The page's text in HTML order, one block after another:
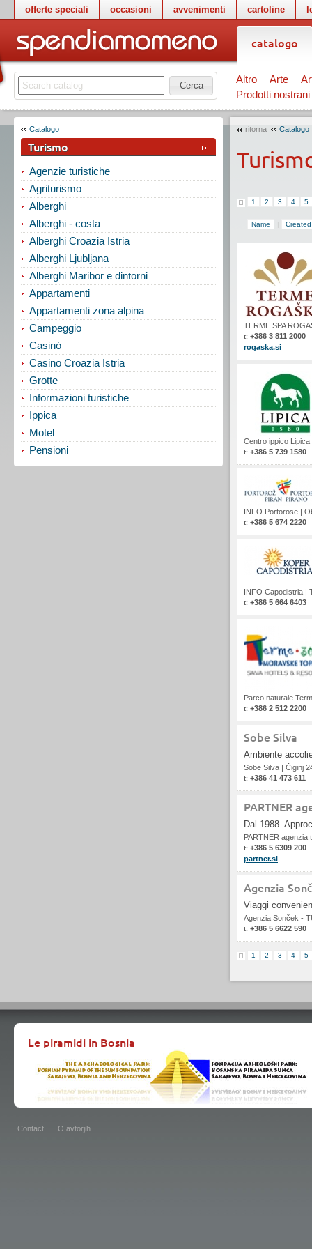
offerte speciali occasioni avvenimenti cartoline
catalogo
Cerca
Altro Arte
Prodotti nostrani
Catalogo
Turismo
Agenzie turistiche
Agriturismo
Alberghi
Alberghi - costa
Alberghi Croazia Istria
Alberghi Ljubljana
Alberghi Maribor e dintorni
Appartamenti
Appartamenti zona alpina
Campeggio
Casinó
Casino Croazia Istria
Grotte
Informazioni turistiche
Ippica
Motel
Pensioni
ritorna Catalogo
1 2 3 4 5
Name Created
TERME SPA
t: +386 3 811 2000
rogaska.si
Centro ippico Lipica
t: +386 5 739 1580
INFO Portorose
t: +386 5 674 2220
INFO Capodistria
t: +386 5 664 6403
Parco naturale
t: +386 2 512 2200
Sobe Silva
Ambiente
Sobe Silva Čiginj
t: +386 41 473 611
PARTNER
Dal 1988.
PARTNER agenzia
t: +386 5 6309 200
partner.si
Agenzia
Viaggi
Agenzia Sonček -
t: +386 5 6622 590
1 2 3 4 5
Le piramidi in Bosnia
Contact O avtorjih